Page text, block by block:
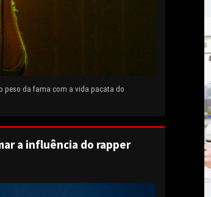
peso da fama com a vida pacata do
a influência do rapper